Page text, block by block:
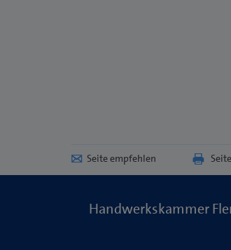
Seite empfehlen
Handwerkskammer